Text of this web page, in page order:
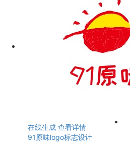
在线生成 查看详情
91原味logo标志设计